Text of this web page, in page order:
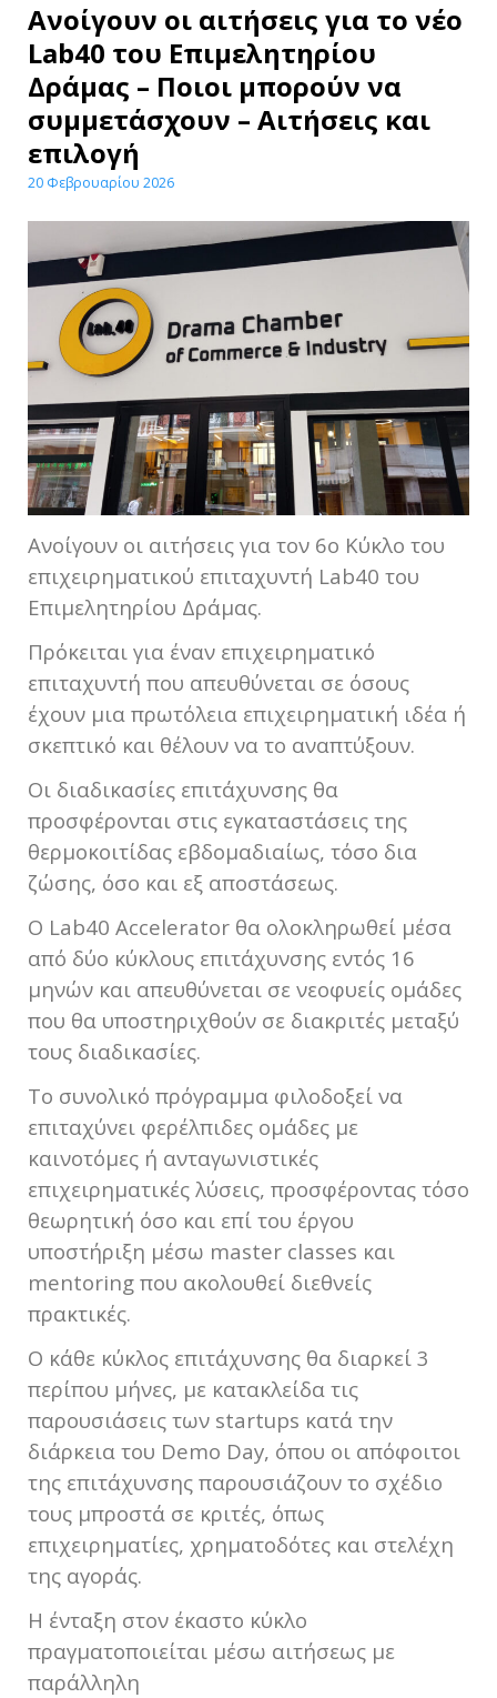
Ανοίγουν οι αιτήσεις για το νέο
Lab40 του Επιμελητηρίου
Δράμας – Ποιοι μπορούν να
συμμετάσχουν – Αιτήσεις και
επιλογή
20 Φεβρουαρίου 2026
Ανοίγουν οι αιτήσεις για τον 6ο Κύκλο του
επιχειρηματικού επιταχυντή Lab40 του
Επιμελητηρίου Δράμας.
Πρόκειται για έναν επιχειρηματικό
επιταχυντή που απευθύνεται σε όσους
έχουν μια πρωτόλεια επιχειρηματική ιδέα ή
σκεπτικό και θέλουν να το αναπτύξουν.
Οι διαδικασίες επιτάχυνσης θα
προσφέρονται στις εγκαταστάσεις της
θερμοκοιτίδας εβδομαδιαίως, τόσο δια
ζώσης, όσο και εξ αποστάσεως.
Ο Lab40 Accelerator θα ολοκληρωθεί μέσα
από δύο κύκλους επιτάχυνσης εντός 16
μηνών και απευθύνεται σε νεοφυείς ομάδες
που θα υποστηριχθούν σε διακριτές μεταξύ
τους διαδικασίες.
Το συνολικό πρόγραμμα φιλοδοξεί να
επιταχύνει φερέλπιδες ομάδες με
καινοτόμες ή ανταγωνιστικές
επιχειρηματικές λύσεις, προσφέροντας τόσο
θεωρητική όσο και επί του έργου
υποστήριξη μέσω master classes και
mentoring που ακολουθεί διεθνείς
πρακτικές.
Ο κάθε κύκλος επιτάχυνσης θα διαρκεί 3
περίπου μήνες, με κατακλείδα τις
παρουσιάσεις των startups κατά την
διάρκεια του Demo Day, όπου οι απόφοιτοι
της επιτάχυνσης παρουσιάζουν το σχέδιο
τους μπροστά σε κριτές, όπως
επιχειρηματίες, χρηματοδότες και στελέχη
της αγοράς.
Η ένταξη στον έκαστο κύκλο
πραγματοποιείται μέσω αιτήσεως με
παράλληλη